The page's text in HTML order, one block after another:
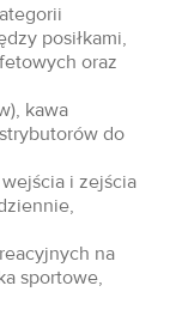
posiłkami,
oraz
kawa
do
i zejścia
na
sportowe,